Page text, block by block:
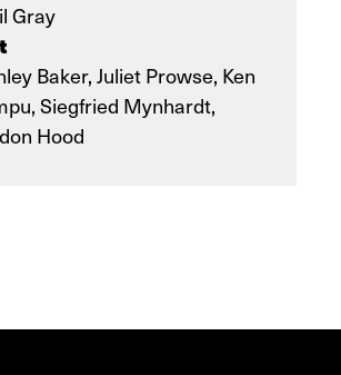
Gray
Baker, Juliet Prowse, Ken
Siegfried Mynhardt,
Hood